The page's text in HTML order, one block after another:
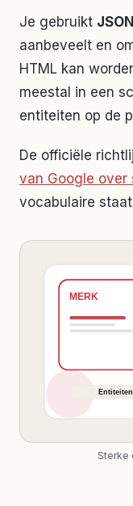
Je gebruikt
aanbeveelt en
HTML kan
meestal in een
entiteiten op de
De officiële
van Google over
vocabulaire
Sterke